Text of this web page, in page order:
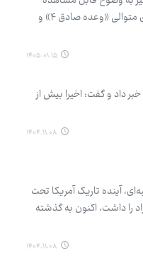
است. این روز، نماد تثبیت ابتکار عمل محور مقاومت و فرسایش تدریجی دشمن است؛ جایی که موج‌های متوالی «وعده صادق ۴» و
۱۴۰۵.۰۱.۱۵
از یک میلیارد و ۳۸۴ میلیون ارز قاچاق در ۹ ماهه امسال خبر داد و گفت: اخیرا بیش از
۱۴۰۴.۱۱.۰۸
آینده تاریک آمریکا تحت
را داشت، اکنون به گذشته
۱۴۰۴.۱۱.۰۸